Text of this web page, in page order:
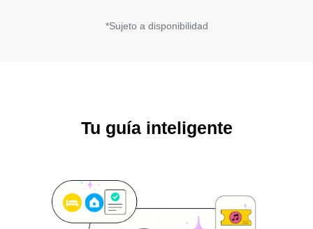
*Sujeto a disponibilidad
Tu guía inteligente